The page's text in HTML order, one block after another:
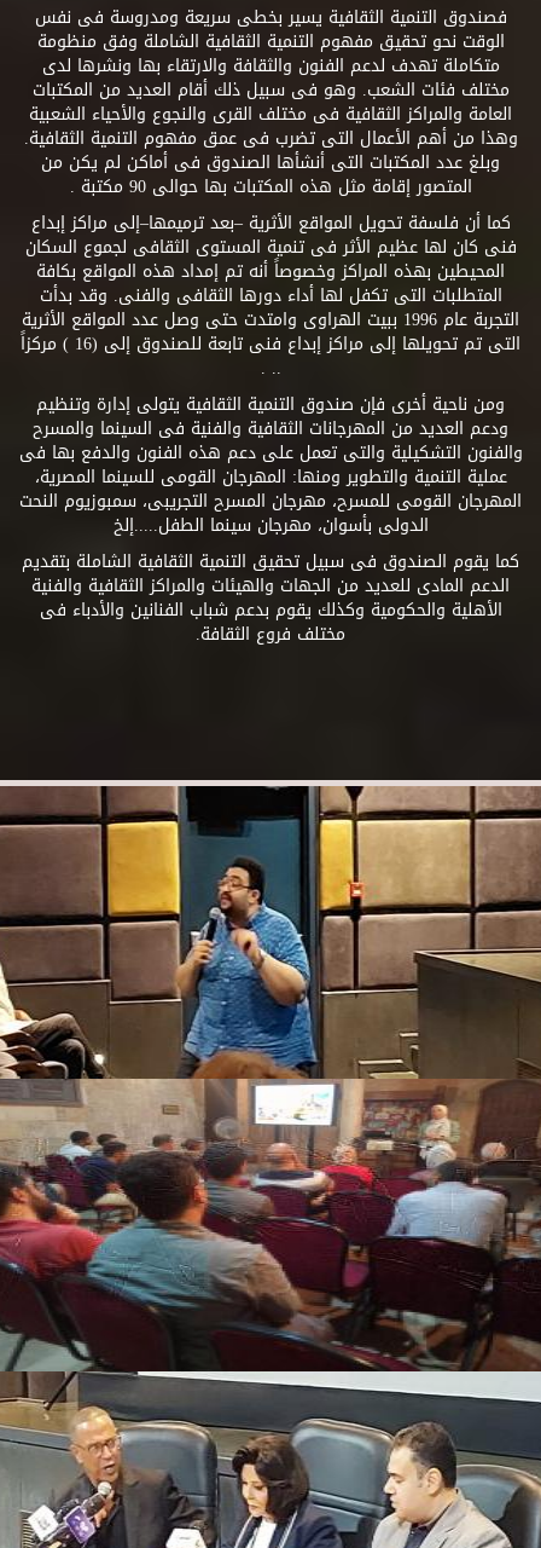
فصندوق التنمية الثقافية يسير بخطى سريعة ومدروسة فى نفس
الوقت نحو تحقيق مفهوم التنمية الثقافية الشاملة وفق منظومة
متكاملة تهدف لدعم الفنون والثقافة والارتقاء بها ونشرها لدى
مختلف فئات الشعب. وهو فى سبيل ذلك أقام العديد من المكتبات
العامة والمراكز الثقافية فى مختلف القرى والنجوع والأحياء الشعبية
وهذا من أهم الأعمال التى تضرب فى عمق مفهوم التنمية الثقافية.
وبلغ عدد المكتبات التى أنشأها الصندوق فى أماكن لم يكن من
المتصور إقامة مثل هذه المكتبات بها حوالى 90 مكتبة .
كما أن فلسفة تحويل المواقع الأثرية –بعد ترميمها–إلى مراكز إبداع
فنى كان لها عظيم الأثر فى تنمية المستوى الثقافى لجموع السكان
المحيطين بهذه المراكز وخصوصاً أنه تم إمداد هذه المواقع بكافة
المتطلبات التى تكفل لها أداء دورها الثقافى والفنى. وقد بدأت
التجربة عام 1996 ببيت الهراوى وامتدت حتى وصل عدد المواقع الأثرية
التى تم تحويلها إلى مراكز إبداع فنى تابعة للصندوق إلى (16 ) مركزاً
.. .
ومن ناحية أخرى فإن صندوق التنمية الثقافية يتولى إدارة وتنظيم
ودعم العديد من المهرجانات الثقافية والفنية فى السينما والمسرح
والفنون التشكيلية والتى تعمل على دعم هذه الفنون والدفع بها فى
عملية التنمية والتطوير ومنها: المهرجان القومى للسينما المصرية،
المهرجان القومى للمسرح، مهرجان المسرح التجريبى، سمبوزيوم النحت
الدولى بأسوان، مهرجان سينما الطفل.....إلخ
كما يقوم الصندوق فى سبيل تحقيق التنمية الثقافية الشاملة بتقديم
الدعم المادى للعديد من الجهات والهيئات والمراكز الثقافية والفنية
الأهلية والحكومية وكذلك يقوم بدعم شباب الفنانين والأدباء فى
مختلف فروع الثقافة.